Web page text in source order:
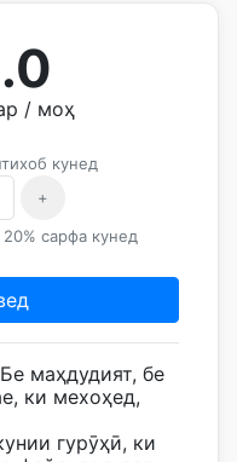
/ моҳ
кунед
+
сарфа кунед
Бе маҳдудият, бе
ки мехоҳед,
гурӯҳӣ, ки